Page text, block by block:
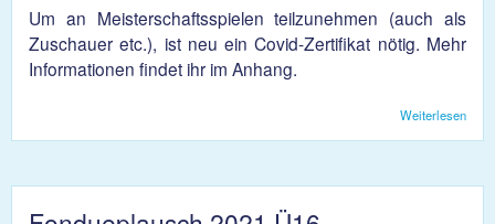
Um an Meisterschaftsspielen teilzunehmen (auch als
Zuschauer etc.), ist neu ein Covid-Zertifikat nötig. Mehr
Informationen findet ihr im Anhang.
Weiterlesen